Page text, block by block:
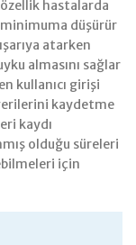
özellik hastalarda
düşürür
atarken
almasını sağlar
kullanıcı girişi
verilerini kaydetme
kaydı
olduğu süreleri
için